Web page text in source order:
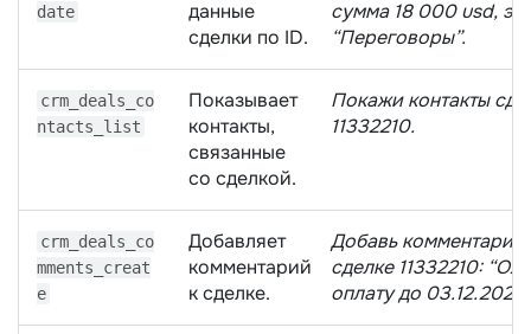
date
данные
сделки по ID.
сумма 18 000 usd,
“Переговоры”.
crm_deals_co
ntacts_list
Показывает
контакты,
связанные
со сделкой.
Покажи контакты
11332210.
crm_deals_co
mments_creat
e
Добавляет
комментарий
к сделке.
Добавь комментарий
сделке 11332210:
оплату до